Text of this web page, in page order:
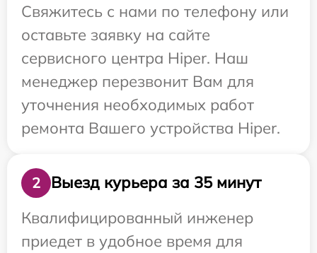
Свяжитесь с нами по телефону или
оставьте заявку на сайте
сервисного центра Hiper. Наш
менеджер перезвонит Вам для
уточнения необходимых работ
ремонта Вашего устройства Hiper.
2
Выезд курьера за 35 минут
Квалифицированный инженер
приедет в удобное время для